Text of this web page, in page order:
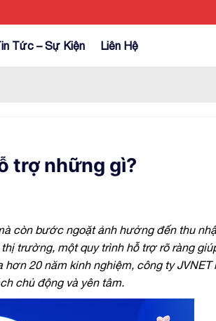
Tức – Sự Kiện Liên Hệ
trợ những gì?
còn bước ngoặt ảnh hưởng đến thu
trường, một quy trình hỗ trợ rõ ràng
20 năm kinh nghiệm, công ty
chủ động và yên tâm.